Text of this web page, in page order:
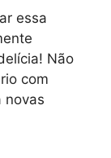
essa
Não
com
novas